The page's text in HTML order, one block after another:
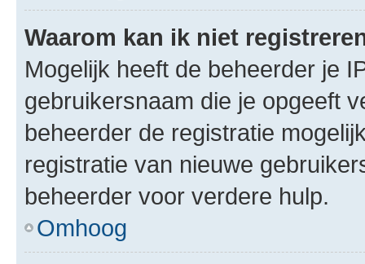
Waarom kan ik niet
Mogelijk heeft de beheerder je
gebruikersnaam die je opgeeft
beheerder de registratie
registratie van nieuwe
beheerder voor verdere hulp.
Omhoog